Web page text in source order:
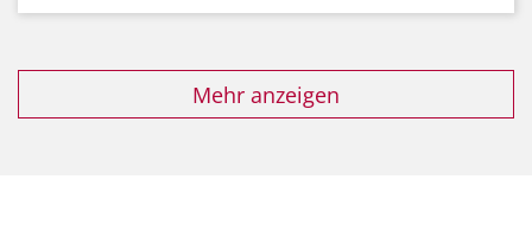
Mehr anzeigen